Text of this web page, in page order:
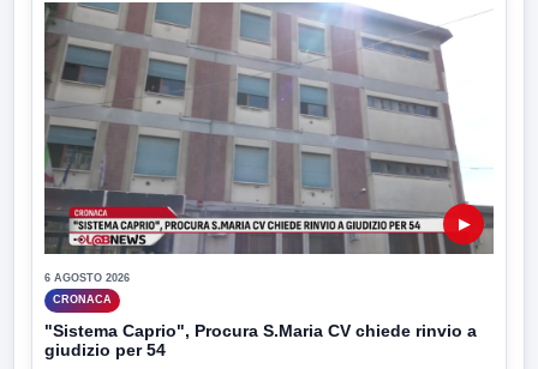
▶
6 AGOSTO 2026
CRONACA
"Sistema Caprio", Procura S.Maria CV chiede rinvio a
giudizio per 54